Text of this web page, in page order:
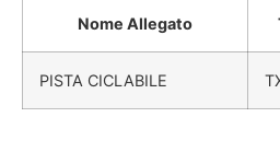
Nome Allegato
PISTA CICLABILE